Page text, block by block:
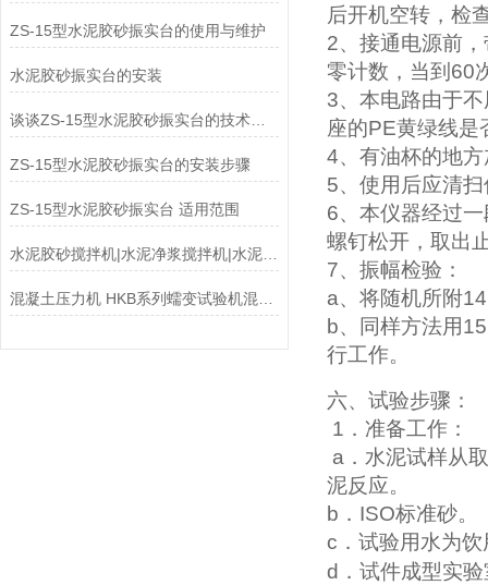
ZS-15型水泥胶砂振实台的使用与维护
水泥胶砂振实台的安装
谈谈ZS-15型水泥胶砂振实台的技术参数和工作原理
ZS-15型水泥胶砂振实台的安装步骤
ZS-15型水泥胶砂振实台 适用范围
水泥胶砂搅拌机|水泥净浆搅拌机|水泥胶砂振实台
后开机空转，检
2、接通电源前
零计数，当到 60
3、本电路由于
座的PE黄绿线是
4、有油杯的地
5、使用后应清
6、本仪器经过
螺钉松开，取出
7、振幅检验：
a、将随机所附
b、同样方法用
行工作。
六、 试验步骤：
1 ．准备工作：
a ．水泥试样从
泥反应。
b ． ISO标准砂。
c ．试验用水为
d ．试件成型实